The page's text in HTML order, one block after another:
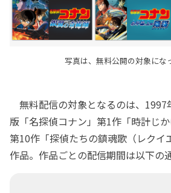
写真は、無料公開の対象にな
無料配信の対象となるのは、1997
版「名探偵コナン」第1作「時計じか
第10作「探偵たちの鎮魂歌（レクイ
作品。作品ごとの配信期間は以下の